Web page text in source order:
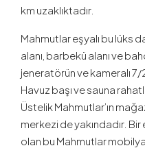
km uzaklıktadır.
Mahmutlar eşyalı bu lüks
alanı, barbekü alanı ve
jeneratörün ve kameralı 7/
Havuz başı ve sauna
Üstelik Mahmutlar’ın
merkezi de yakındadır.
olan bu Mahmutlar